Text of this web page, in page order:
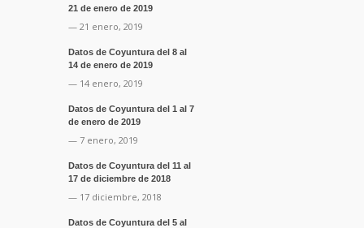
21 de enero de 2019
— 21 enero, 2019
Datos de Coyuntura del 8 al
14 de enero de 2019
— 14 enero, 2019
Datos de Coyuntura del 1 al 7
de enero de 2019
— 7 enero, 2019
Datos de Coyuntura del 11 al
17 de diciembre de 2018
— 17 diciembre, 2018
Datos de Coyuntura del 5 al